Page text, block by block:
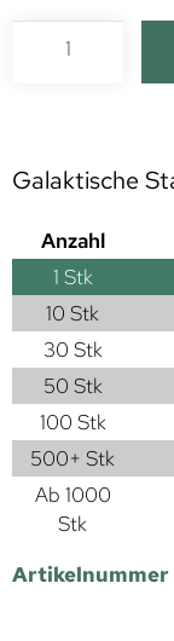
Galaktische
Anzahl
1 Stk
10 Stk
30 Stk
50 Stk
100 Stk
500+ Stk
Ab 1000
Stk
Artikelnummer